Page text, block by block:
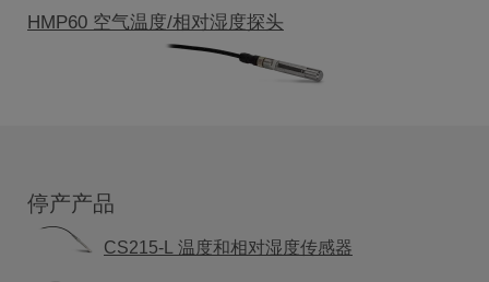
HMP60 空气温度/相对湿度探头
停产产品
CS215-L 温度和相对湿度传感器